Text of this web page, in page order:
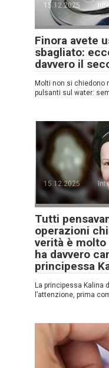
15.12.2025
Finora avete
sbagliato:
davvero il
Molti non si chiedono
pulsanti sul water:
15.12.2025
Tutti
operazioni
verità è
ha davvero
principessa
La principessa Kalina
l’attenzione, prima